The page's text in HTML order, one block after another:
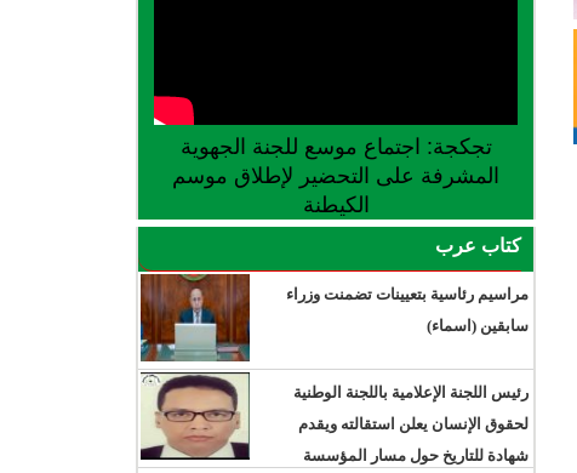
تجكجة: اجتماع موسع للجنة الجهوية
المشرفة على التحضير لإطلاق موسم
الكيطنة
كتاب عرب
مراسيم رئاسية بتعيينات تضمنت وزراء
سابقين (اسماء)
رئيس اللجنة الإعلامية باللجنة الوطنية
لحقوق الإنسان يعلن استقالته ويقدم
شهادة للتاريخ حول مسار المؤسسة